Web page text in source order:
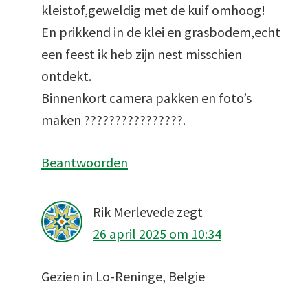
kleistof,geweldig met de kuif omhoog!
En prikkend in de klei en grasbodem,echt
een feest ik heb zijn nest misschien
ontdekt.
Binnenkort camera pakken en foto’s
maken ????????????????.
Beantwoorden
Rik Merlevede zegt
26 april 2025 om 10:34
Gezien in Lo-Reninge, Belgie